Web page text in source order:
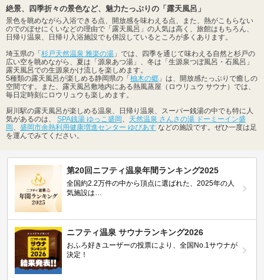
絶景、四季折々の景色など、魅力たっぷりの「露天風呂」
景色を眺めながら入浴できる点、開放感を味わえる点、また、熱がこもらない
のでのぼせにくいなどの理由で「露天風呂」の人気は高く、旅館はもちろん、
日帰り温泉、日帰り入浴施設でも併設しているところが多くあります。
埼玉県の「 杉戸天然温泉 雅楽の湯 」では、四季を通じて味わえる自然と杉戸の
広い空を眺めながら、夏は「源泉あつ湯」、冬は「生源泉つぼ風呂・石風呂」
露天風呂での生源泉かけ流しを楽しめます。
5種類の露天風呂が楽しめる静岡県の「 柚木の郷 」は、開放感たっぷりで癒しの
空間です。また、露天風呂敷地内にある熱風蒸屋（ロウリュウ サウナ）では、
毎日定時刻にロウリュウも楽しめます。
厨川駅の露天風呂が楽しめる温泉、日帰り温泉、スーパー銭湯の中でも特に人
気があるのは、 SPA銭湯 ゆっこ盛岡 、 天然温泉 さんさの湯 ドーミーイン盛
岡 、 盛岡市余熱利用健康増進センター ゆぴあす などの施設です。ぜひ一度は足
を運んでみてください。
第20回ニフティ温泉年間ランキング2025
全国約2.2万件の中から頂点に選ばれた、2025年の人
気施設は…
ニフティ温泉 サウナランキング2026
おふろ好きユーザーの投票により、全国No.1サウナが
決定！